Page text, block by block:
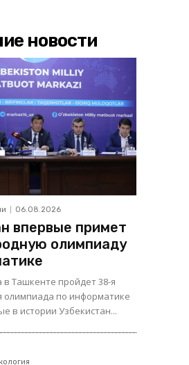
новости
06.08.2026
впервые примет
олимпиаду
в Ташкенте пройдет 38-я
по информатике
в истории Узбекистан...